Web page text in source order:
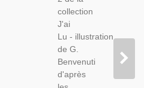
collection
J'ai
Lu - illustration
de G.
Benvenuti
d'après